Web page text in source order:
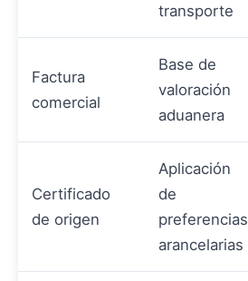
transporte
Factura
comercial
Base de
valoración
aduanera
Certificado
de origen
Aplicación
de
preferencias
arancelarias